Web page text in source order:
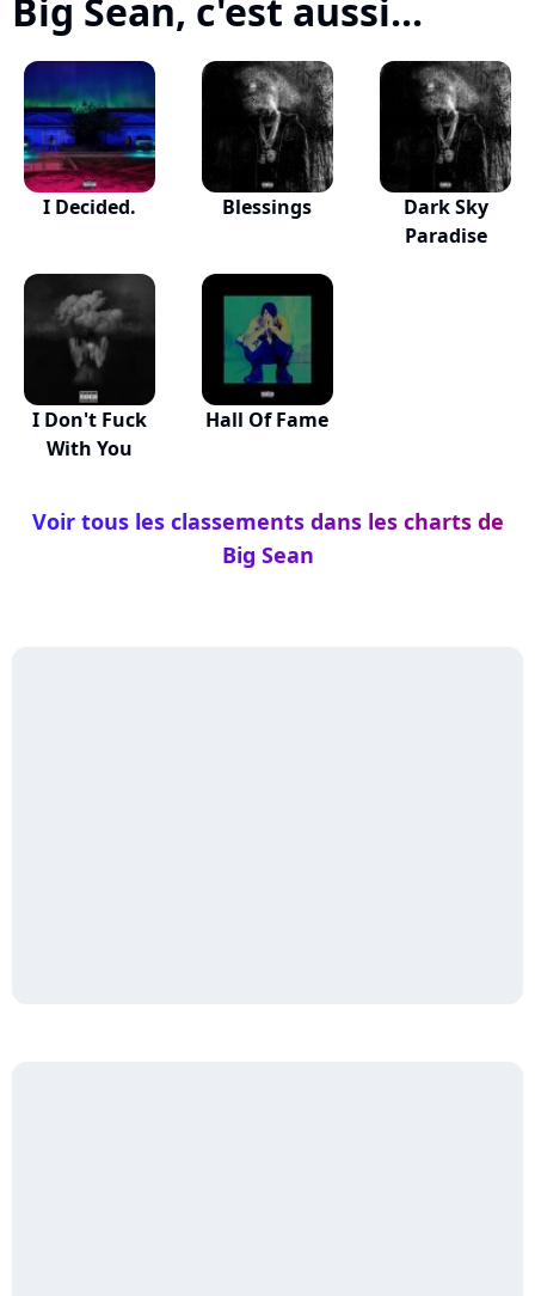
Big Sean, c'est aussi...
I Decided. Blessings
Dark Sky
Paradise
I Don't Fuck
With You
Hall Of Fame
Voir tous les classements dans les charts de
Big Sean